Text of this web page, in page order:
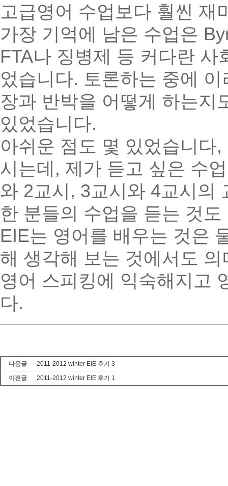
고급영어 수업보다 훨씬 재
가장 기억에 남은 수업은
FTA나 징병제 등 커다란
었습니다. 토론하는 중에
장과 반박을 어떻게 하는지
있었습니다.
아쉬운 점도 몇 있었습니다
시는데, 제가 듣고 싶은 수
와 2교시, 3교시와 4교시의
한 분들의 수업을 듣는 것
EIE는 영어를 배우는 것은
해 생각해 보는 것에서도
영어 스피킹에 익숙해지고
다.
다음글
2011-2012 winter EIE 후기 3
이전글
2011-2012 winter EIE 후기 1